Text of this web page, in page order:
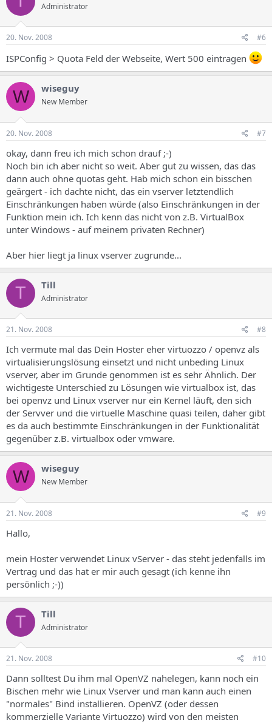
Administrator
20. Nov. 2008 #6
ISPConfig > Quota Feld der Webseite, Wert 500 eintragen
W wiseguy
New Member
20. Nov. 2008 #7
okay, dann freu ich mich schon drauf ;-)
Noch bin ich aber nicht so weit. Aber gut zu wissen, das das
dann auch ohne quotas geht. Hab mich schon ein bisschen
geärgert - ich dachte nicht, das ein vserver letztendlich
Einschränkungen haben würde (also Einschränkungen in der
Funktion mein ich. Ich kenn das nicht von z.B. VirtualBox
unter Windows - auf meinem privaten Rechner)
Aber hier liegt ja linux vserver zugrunde...
T Till
Administrator
21. Nov. 2008 #8
Ich vermute mal das Dein Hoster eher virtuozzo / openvz als
virtualisierungslösung einsetzt und nicht unbeding Linux
vserver, aber im Grunde genommen ist es sehr Ähnlich. Der
wichtigeste Unterschied zu Lösungen wie virtualbox ist, das
bei openvz und Linux vserver nur ein Kernel läuft, den sich
der Servver und die virtuelle Maschine quasi teilen, daher gibt
es da auch bestimmte Einschränkungen in der Funktionalität
gegenüber z.B. virtualbox oder vmware.
W wiseguy
New Member
21. Nov. 2008 #9
Hallo,
mein Hoster verwendet Linux vServer - das steht jedenfalls im
Vertrag und das hat er mir auch gesagt (ich kenne ihn
persönlich ;-))
T Till
Administrator
21. Nov. 2008 #10
Dann solltest Du ihm mal OpenVZ nahelegen, kann noch ein
Bischen mehr wie Linux Vserver und man kann auch einen
"normales" Bind installieren. OpenVZ (oder dessen
kommerzielle Variante Virtuozzo) wird von den meisten